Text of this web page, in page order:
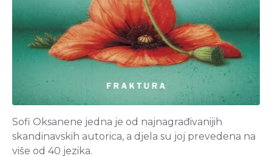
Sofi Oksanene jedna je od najnagrađivanijih
skandinavskih autorica, a djela su joj prevedena na
više od 40 jezika.